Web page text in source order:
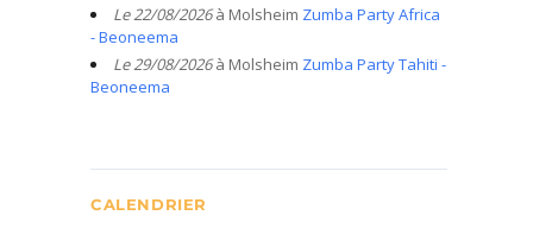
Le 22/08/2026à Molsheim Zumba Party Africa
- Beoneema
Le 29/08/2026à Molsheim Zumba Party Tahiti -
Beoneema
CALENDRIER